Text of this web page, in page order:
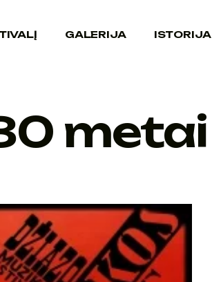
GALERIJA ISTORIJA
metai